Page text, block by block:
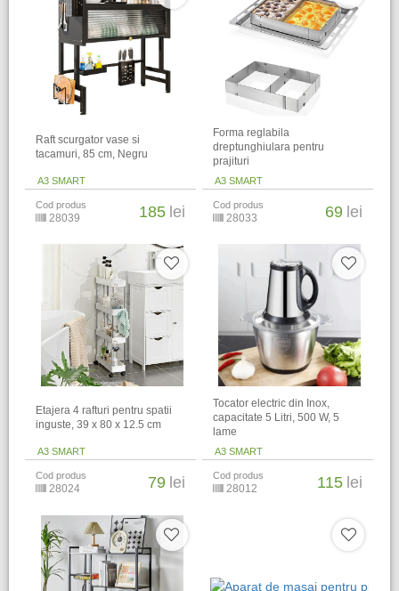
Raft scurgator vase si
tacamuri, 85 cm, Negru
A3 SMART
Cod produs
28039 185 lei
Forma reglabila
dreptunghiulara pentru
prajituri
A3 SMART
Cod produs
28033 69 lei
Etajera 4 rafturi pentru spatii
inguste, 39 x 80 x 12.5 cm
A3 SMART
Cod produs
28024 79 lei
Tocator electric din Inox,
capacitate 5 Litri, 500 W, 5
lame
A3 SMART
Cod produs
28012 115 lei